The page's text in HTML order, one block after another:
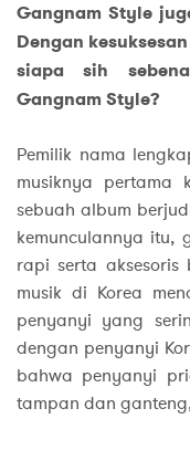
Gangnam Style
Dengan
siapa sih
Gangnam Style?
Pemilik nama
musiknya pertama
sebuah album
kemunculannya
rapi serta
musik di Korea
penyanyi yang
dengan penyanyi
bahwa penyanyi
tampan dan